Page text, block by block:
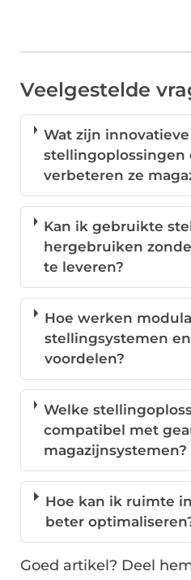
Veelgestelde
Wat zijn innovatieve
stellingoplossingen
verbeteren ze
Kan ik gebruikte
hergebruiken
te leveren?
Hoe werken
stellingsystemen
voordelen?
Welke
compatibel met
magazijnsystemen?
Hoe kan ik ruimte
beter
Goed artikel? Deel